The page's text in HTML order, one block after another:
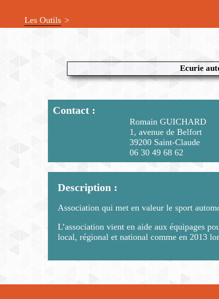
Les Outils
Ecurie
Contact :
Romain GUICHARD
1, avenue de Belfort
39200 Saint-Claude
06 30 49 68 62
Description :
Association qui met en valeur le sport
L’association vient en aide aux équipages
local, régional et national comme en 2013